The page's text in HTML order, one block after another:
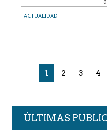
ACTUALIDAD
1 2 3 4
ÚLTIMAS